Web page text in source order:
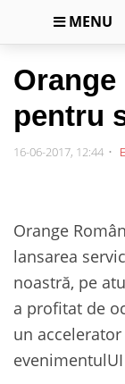
MENU
Orange
pentru
16-06-2017, 12:44
Orange
lansarea
noastră, pe
a profitat de
un
evenimentulUI